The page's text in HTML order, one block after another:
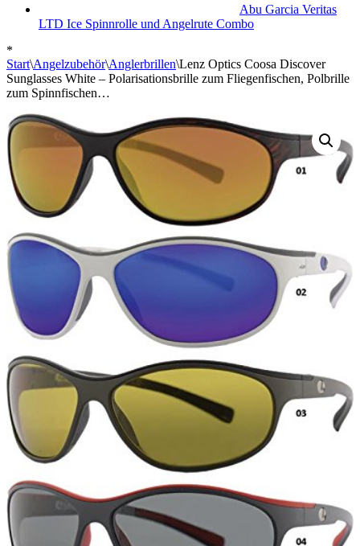
Abu Garcia Veritas
LTD Ice Spinnrolle und Angelrute Combo
*
Start\Angelzubehör\Anglerbrillen\Lenz Optics Coosa Discover
Sunglasses White – Polarisationsbrille zum Fliegenfischen, Polbrille
zum Spinnfischen…